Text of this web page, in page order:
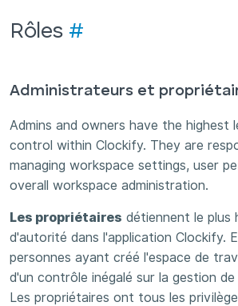
Rôles #
Administrateurs et
Admins and owners have the highest
control within Clockify. They are
managing workspace settings, user
overall workspace administration.
Les propriétaires détiennent le plus
d'autorité dans l'application Clockify.
personnes ayant créé l'espace de
d'un contrôle inégalé sur la gestion
Les propriétaires ont tous les